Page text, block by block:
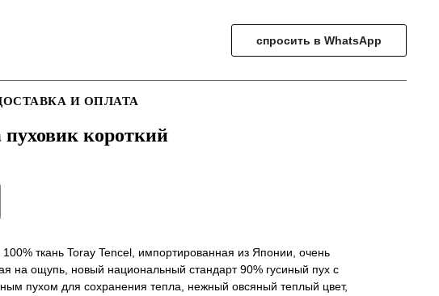
спросить в WhatsApp
И ОПЛАТА
короткий
ткань Toray Tencel, импортированная из Японии, очень
на ощупь, новый национальный стандарт 90% гусиный пух с
пухом для сохранения тепла, нежный овсяный теплый цвет,